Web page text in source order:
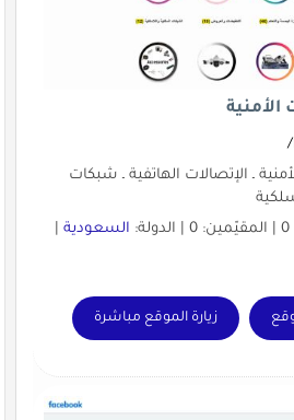
ـ الإتصالات الهاتفية ـ شبكات
السعودية|
زيارة الموقع مباشرة